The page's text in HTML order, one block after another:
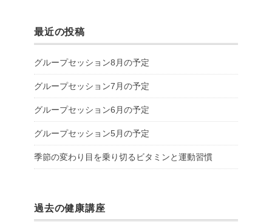
最近の投稿
グループセッション8月の予定
グループセッション7月の予定
グループセッション6月の予定
グループセッション5月の予定
季節の変わり目を乗り切るビタミンと運動習慣
過去の健康講座